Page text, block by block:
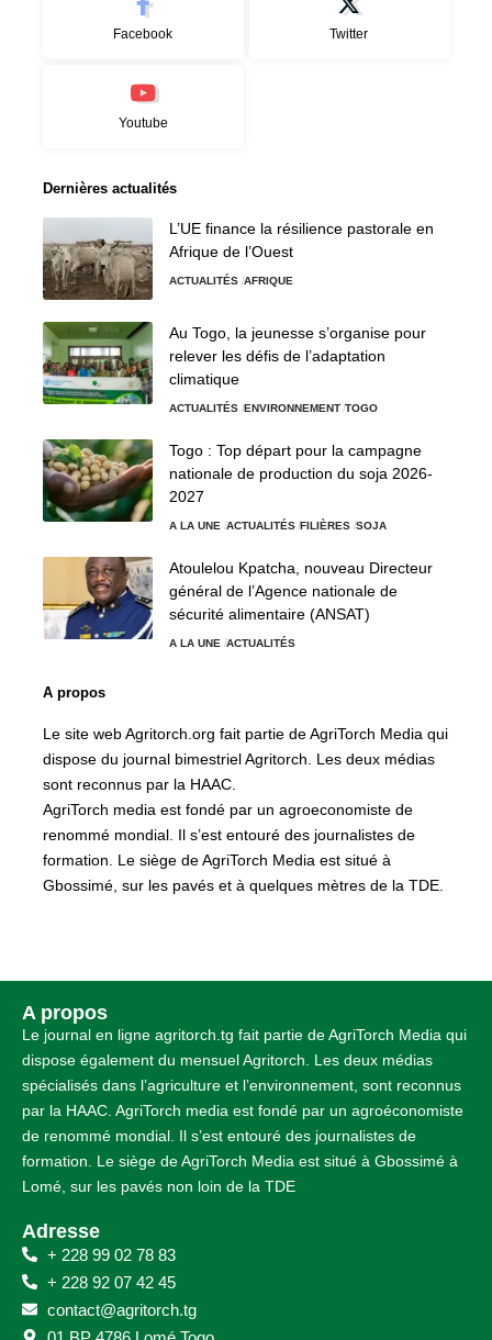
Facebook Twitter
Youtube
Dernières actualités
L’UE finance la résilience pastorale en
Afrique de l’Ouest
ACTUALITÉS AFRIQUE
Au Togo, la jeunesse s’organise pour
relever les défis de l’adaptation
climatique
ACTUALITÉS ENVIRONNEMENT TOGO
Togo : Top départ pour la campagne
nationale de production du soja 2026-
2027
A LA UNE ACTUALITÉS FILIÈRES SOJA
Atoulelou Kpatcha, nouveau Directeur
général de l’Agence nationale de
sécurité alimentaire (ANSAT)
A LA UNE ACTUALITÉS
A propos
Le site web Agritorch.org fait partie de AgriTorch Media qui
dispose du journal bimestriel Agritorch. Les deux médias
sont reconnus par la HAAC.
AgriTorch media est fondé par un agroeconomiste de
renommé mondial. Il s’est entouré des journalistes de
formation. Le siège de AgriTorch Media est situé à
Gbossimé, sur les pavés et à quelques mètres de la TDE.
A propos
Le journal en ligne agritorch.tg fait partie de AgriTorch Media qui
dispose également du mensuel Agritorch. Les deux médias
spécialisés dans l’agriculture et l’environnement, sont reconnus
par la HAAC. AgriTorch media est fondé par un agroéconomiste
de renommé mondial. Il s’est entouré des journalistes de
formation. Le siège de AgriTorch Media est situé à Gbossimé à
Lomé, sur les pavés non loin de la TDE
Adresse
+ 228 99 02 78 83
+ 228 92 07 42 45
contact@agritorch.tg